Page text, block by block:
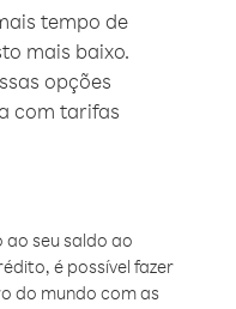
tempo de
mais baixo.
opções
com tarifas
seu saldo ao
é possível fazer
do mundo com as